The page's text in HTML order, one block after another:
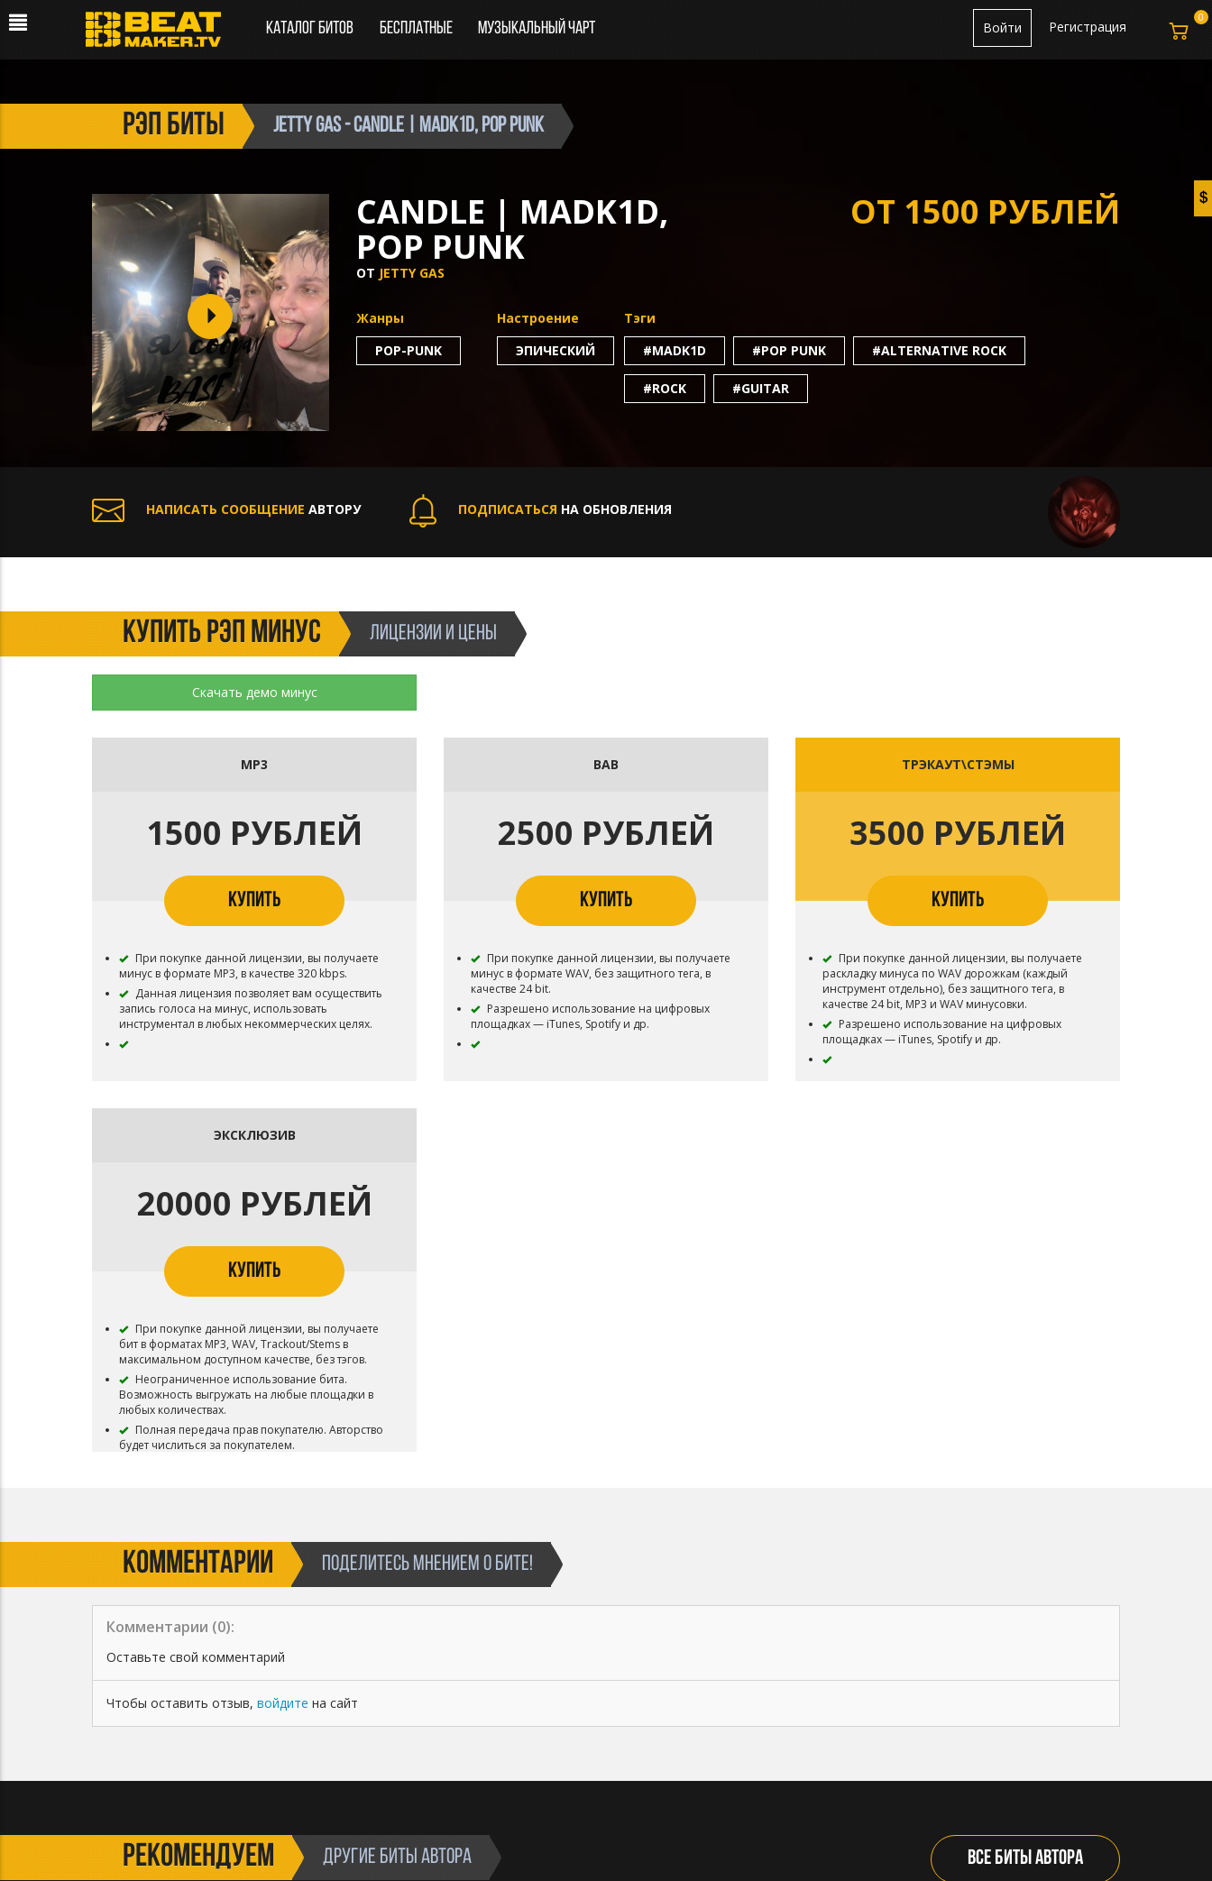
Каталог битов Бесплатные Музыкальный чарт Регистрация
Войти
рэп биты Jetty Gas - Candle | Madk1d, Pop Punk
CANDLE | MADK1D,
POP PUNK
ОТ JETTY GAS
ОТ 1500 РУБЛЕЙ
Жанры
POP-PUNK
Настроение
ЭПИЧЕСКИЙ
Тэги
#MADK1D
#POP PUNK #ALTERNATIVE ROCK
#ROCK #GUITAR
НАПИСАТЬ СООБЩЕНИЕ АВТОРУ ПОДПИСАТЬСЯ НА ОБНОВЛЕНИЯ
КУПИТЬ РЭП МИНУС ЛИЦЕНЗИИ И ЦЕНЫ
Скачать демо минус
MP3
1500 РУБЛЕЙ
КУПИТЬ
При покупке данной лицензии, вы получаете
минус в формате MP3, в качестве 320 kbps.
Данная лицензия позволяет вам осуществить
запись голоса на минус, использовать
инструментал в любых некоммерческих целях.
ВАВ
2500 РУБЛЕЙ
КУПИТЬ
При покупке данной лицензии, вы получаете
минус в формате WAV, без защитного тега, в
качестве 24 bit.
Разрешено использование на цифровых
площадках — iTunes, Spotify и др.
ТРЭКАУТ\СТЭМЫ
3500 РУБЛЕЙ
КУПИТЬ
При покупке данной лицензии, вы получаете
раскладку минуса по WAV дорожкам (каждый
инструмент отдельно), без защитного тега, в
качестве 24 bit, MP3 и WAV минусовки.
Разрешено использование на цифровых
площадках — iTunes, Spotify и др.
ЭКСКЛЮЗИВ
20000 РУБЛЕЙ
КУПИТЬ
При покупке данной лицензии, вы получаете
бит в форматах MP3, WAV, Trackout/Stems в
максимальном доступном качестве, без тэгов.
Неограниченное использование бита.
Возможность выгружать на любые площадки в
любых количествах.
Полная передача прав покупателю. Авторство
будет числиться за покупателем.
КОММЕНТАРИИ ПОДЕЛИТЕСЬ МНЕНИЕМ О БИТЕ!
Комментарии (0):
Оставьте свой комментарий
Чтобы оставить отзыв, войдите на сайт
РЕКОМЕНДУЕМ ДРУГИЕ БИТЫ АВТОРА ВСЕ БИТЫ АВТОРА
0